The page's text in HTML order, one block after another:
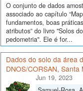
O conjunto de dados
associado ao capítulo
fundamentos, boas
atributos” do livro "Solos
pedometria". Ele é for...
Dados do solo da área
DNOS/CORSAN, Santa
Jun 19, 2023